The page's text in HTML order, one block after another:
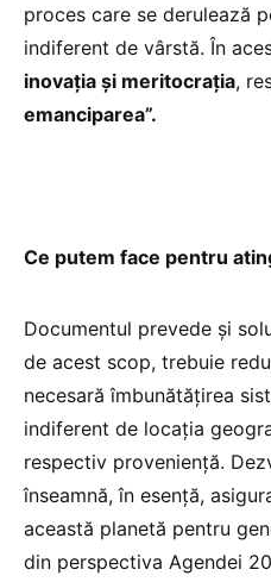
proces care se derulează
indiferent de vârstă. În
inovaţia şi meritocraţia,
emanciparea”.
Ce putem face pentru
Documentul prevede şi
de acest scop, trebuie
necesară îmbunătăţirea
indiferent de locaţia
respectiv provenienţă.
înseamnă, în esență,
această planetă pentru
din perspectiva Agendei